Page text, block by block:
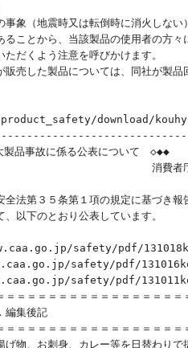
象（地震時又は転倒時に消火しない
ことから、当該製品の使用者の方々
だくよう注意を呼びかけます。
売した製品については、同社が製品
download/
品事故に係る公表について　◇◆◆
者
法第３５条第１項の規定に基づき報
以下のとおり公表しています。
safety/pdf/
safety/pdf/
safety/pdf/
＝＝＝＝＝＝＝＝＝＝＝＝＝＝＝＝＝
記
＝＝＝＝＝＝＝＝＝＝＝＝＝＝＝＝＝
物、お刺身、カレー等を日替わりで